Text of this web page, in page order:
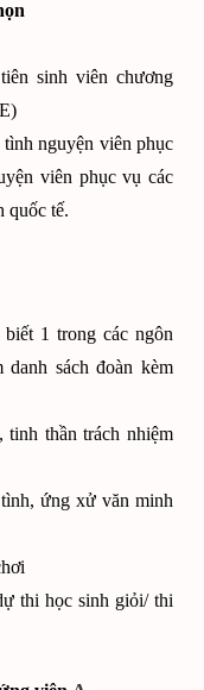
sinh viên chương
nguyện viên phục
viên phục vụ các
quốc tế.
1 trong các ngôn
sách đoàn kèm
thần trách nhiệm
ứng xử văn minh
thi học sinh giỏi/ thi